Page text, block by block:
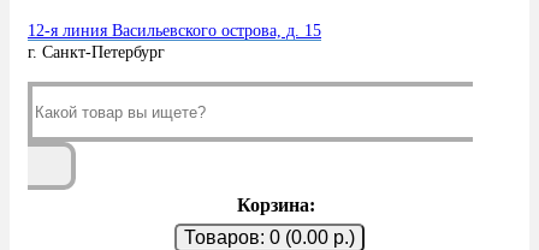
12-я линия Васильевского острова, д. 15
г. Санкт-Петербург
Корзина:
Товаров: 0 (0.00 р.)